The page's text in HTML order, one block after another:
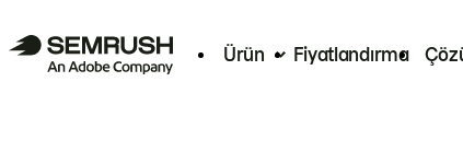
Ürün Fiyatlandırma